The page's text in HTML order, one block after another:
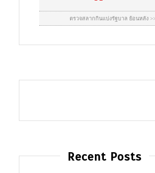
Recent Posts